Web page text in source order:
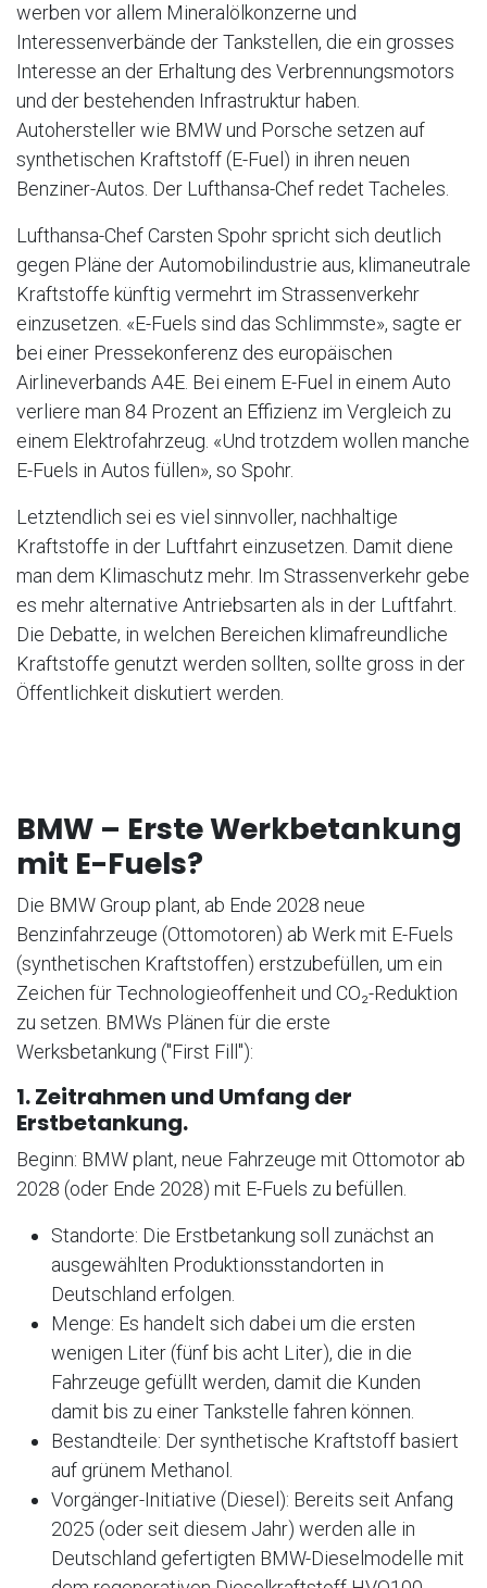
werben vor allem Mineralölkonzerne und
Interessenverbände der Tankstellen, die ein grosses
Interesse an der Erhaltung des Verbrennungsmotors
und der bestehenden Infrastruktur haben.
Autohersteller wie BMW und Porsche setzen auf
synthetischen Kraftstoff (E-Fuel) in ihren neuen
Benziner-Autos. Der Lufthansa-Chef redet Tacheles.
Lufthansa-Chef Carsten Spohr spricht sich deutlich
gegen Pläne der Automobilindustrie aus, klimaneutrale
Kraftstoffe künftig vermehrt im Strassenverkehr
einzusetzen. «E-Fuels sind das Schlimmste», sagte er
bei einer Pressekonferenz des europäischen
Airlineverbands A4E. Bei einem E-Fuel in einem Auto
verliere man 84 Prozent an Effizienz im Vergleich zu
einem Elektrofahrzeug. «Und trotzdem wollen manche
E-Fuels in Autos füllen», so Spohr.
Letztendlich sei es viel sinnvoller, nachhaltige
Kraftstoffe in der Luftfahrt einzusetzen. Damit diene
man dem Klimaschutz mehr. Im Strassenverkehr gebe
es mehr alternative Antriebsarten als in der Luftfahrt.
Die Debatte, in welchen Bereichen klimafreundliche
Kraftstoffe genutzt werden sollten, sollte gross in der
Öffentlichkeit diskutiert werden.
BMW – Erste Werkbetankung
mit E-Fuels?
Die BMW Group plant, ab Ende 2028 neue
Benzinfahrzeuge (Ottomotoren) ab Werk mit E-Fuels
(synthetischen Kraftstoffen) erstzubefüllen, um ein
Zeichen für Technologieoffenheit und CO₂-Reduktion
zu setzen. BMWs Plänen für die erste
Werksbetankung ("First Fill"):
1. Zeitrahmen und Umfang der
Erstbetankung.
Beginn: BMW plant, neue Fahrzeuge mit Ottomotor ab
2028 (oder Ende 2028) mit E-Fuels zu befüllen.
Standorte: Die Erstbetankung soll zunächst an
ausgewählten Produktionsstandorten in
Deutschland erfolgen.
Menge: Es handelt sich dabei um die ersten
wenigen Liter (fünf bis acht Liter), die in die
Fahrzeuge gefüllt werden, damit die Kunden
damit bis zu einer Tankstelle fahren können.
Bestandteile: Der synthetische Kraftstoff basiert
auf grünem Methanol.
Vorgänger-Initiative (Diesel): Bereits seit Anfang
2025 (oder seit diesem Jahr) werden alle in
Deutschland gefertigten BMW-Dieselmodelle mit